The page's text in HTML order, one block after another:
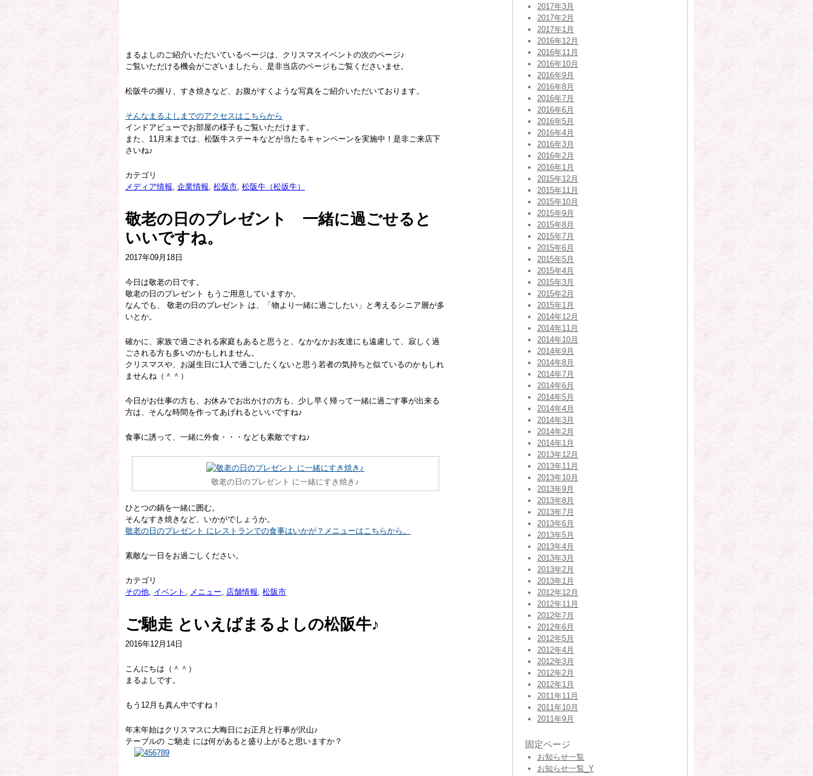
まるよしのご紹介いただいているページは、クリスマスイベントの次のページ♪
ご覧いただける機会がございましたら、是非当店のページもご覧くださいませ。
松阪牛の握り、すき焼きなど、お腹がすくような写真をご紹介いただいております。
そんなまるよしまでのアクセスはこちらから
インドアビューでお部屋の様子もご覧いただけます。
また、11月末までは、松阪牛ステーキなどが当たるキャンペーンを実施中！是非ご来店下
さいね♪
カテゴリ
メディア情報, 企業情報, 松阪市, 松阪牛（松坂牛）
敬老の日のプレゼント 一緒に過ごせると
いいですね。
2017年09月18日
今日は敬老の日です。
敬老の日のプレゼント もうご用意していますか。
なんでも、 敬老の日のプレゼント は、「物より一緒に過ごしたい」と考えるシニア層が多
いとか。
確かに、家族で過ごされる家庭もあると思うと、なかなかお友達にも遠慮して、寂しく過
ごされる方も多いのかもしれません。
クリスマスや、お誕生日に1人で過ごしたくないと思う若者の気持ちと似ているのかもしれ
ませんね（＾＾）
今日がお仕事の方も、お休みでお出かけの方も、少し早く帰って一緒に過ごす事が出来る
方は、そんな時間を作ってあげれるといいですね♪
食事に誘って、一緒に外食・・・なども素敵ですね♪
敬老の日のプレゼント に一緒にすき焼き♪
ひとつの鍋を一緒に囲む。
そんなすき焼きなど、いかがでしょうか。
敬老の日のプレゼント にレストランでの食事はいかが？メニューはこちらから。
素敵な一日をお過ごしください。
カテゴリ
その他, イベント , メニュー, 店舗情報, 松阪市
ご馳走 といえばまるよしの松阪牛♪
2016年12月14日
こんにちは（＾＾）
まるよしです。
もう12月も真ん中ですね！
年末年始はクリスマスに大晦日にお正月と行事が沢山♪
テーブルの ご馳走 には何があると盛り上がると思いますか？
2017年3月
2017年2月
2017年1月
2016年12月
2016年11月
2016年10月
2016年9月
2016年8月
2016年7月
2016年6月
2016年5月
2016年4月
2016年3月
2016年2月
2016年1月
2015年12月
2015年11月
2015年10月
2015年9月
2015年8月
2015年7月
2015年6月
2015年5月
2015年4月
2015年3月
2015年2月
2015年1月
2014年12月
2014年11月
2014年10月
2014年9月
2014年8月
2014年7月
2014年6月
2014年5月
2014年4月
2014年3月
2014年2月
2014年1月
2013年12月
2013年11月
2013年10月
2013年9月
2013年8月
2013年7月
2013年6月
2013年5月
2013年4月
2013年3月
2013年2月
2013年1月
2012年12月
2012年11月
2012年7月
2012年6月
2012年5月
2012年4月
2012年3月
2012年2月
2012年1月
2011年11月
2011年10月
2011年9月
固定ページ
お知らせ一覧
お知らせ一覧_Y